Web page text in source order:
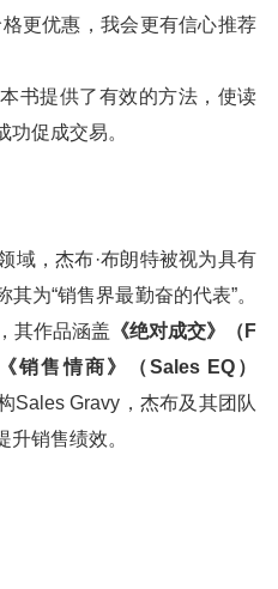
更优惠，我会更有信心推荐
书提供了有效的方法，使读
促成交易。
域，杰布·布朗特被视为具有
为“销售界最勤奋的代表”。
其作品涵盖 《绝对成交》（F
《销售情商》（Sales EQ）
Sales Gravy，杰布及其团队
销售绩效。